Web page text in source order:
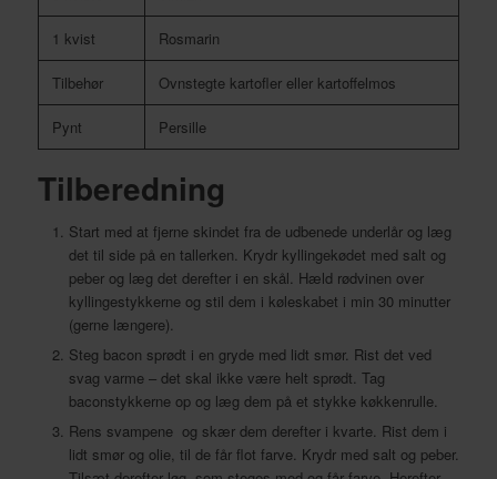
1 kvist Rosmarin
Tilbehør Ovnstegte kartofler eller kartoffelmos
Pynt Persille
Tilberedning
Start med at fjerne skindet fra de udbenede underlår og læg
det til side på en tallerken. Krydr kyllingekødet med salt og
peber og læg det derefter i en skål. Hæld rødvinen over
kyllingestykkerne og stil dem i køleskabet i min 30 minutter
(gerne længere).
Steg bacon sprødt i en gryde med lidt smør. Rist det ved
svag varme – det skal ikke være helt sprødt. Tag
baconstykkerne op og læg dem på et stykke køkkenrulle.
Rens svampene og skær dem derefter i kvarte. Rist dem i
lidt smør og olie, til de får flot farve. Krydr med salt og peber.